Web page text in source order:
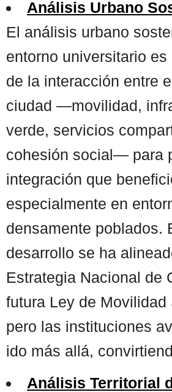
Análisis Urbano
El análisis urbano
entorno universitario
de la interacción entre
ciudad —movilidad,
verde, servicios
cohesión social— para
integración que
especialmente en
densamente poblados.
desarrollo se ha
Estrategia Nacional de
futura Ley de Movilidad
pero las instituciones
ido más allá,
Análisis Territorial